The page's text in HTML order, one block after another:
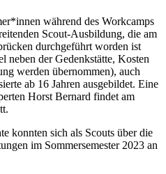
während des Workcamps
Scout-Ausbildung, die am
durchgeführt worden ist
neben der Gedenkstätte, Kosten
werden übernommen), auch
ab 16 Jahren ausgebildet. Eine
Horst Bernard findet am
konnten sich als Scouts über die
im Sommersemester 2023 an